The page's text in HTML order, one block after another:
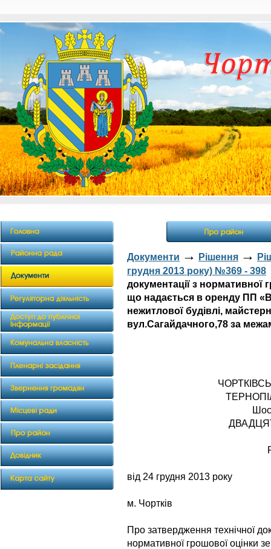
Документи → Рішення →
грудня 2013 року) №369 - 398
документації з нормативної
що надається в оренду ПП
нежитлової будівлі,
вул.Сагайдачного,78 за
від 24 грудня 2013 року
м. Чортків
Про затвердження технічної
нормативної грошової оцінки